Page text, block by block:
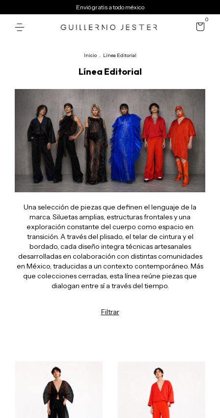
Envió gratis a todo méxico
0
Inicio Línea Editorial
Línea Editorial
Una selección de piezas que definen el lenguaje de la
marca. Siluetas amplias, estructuras frontales y una
exploración constante del cuerpo como espacio en
transición. A través del plisado, el telar de cintura y el
bordado, cada diseño integra técnicas artesanales
desarrolladas en colaboración con distintas comunidades
en México, traducidas a un contexto contemporáneo. Más
que colecciones cerradas, esta línea reúne piezas que
dialogan entre sí a través del tiempo.
Filtrar